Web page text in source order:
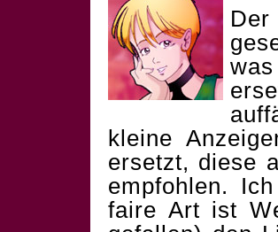
kleine
ersetzt, diese
empfohlen.
faire Art ist